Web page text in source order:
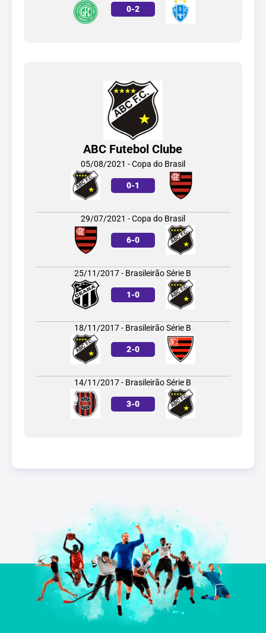
0-2
ABC Futebol Clube
05/08/2021 - Copa do Brasil
0-1
29/07/2021 - Copa do Brasil
6-0
25/11/2017 - Brasileirão Série B
1-0
18/11/2017 - Brasileirão Série B
2-0
14/11/2017 - Brasileirão Série B
3-0